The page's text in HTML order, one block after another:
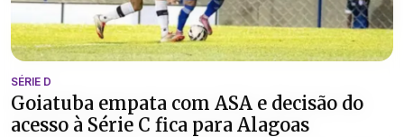
SÉRIE D
Goiatuba empata com ASA e decisão do
acesso à Série C fica para Alagoas